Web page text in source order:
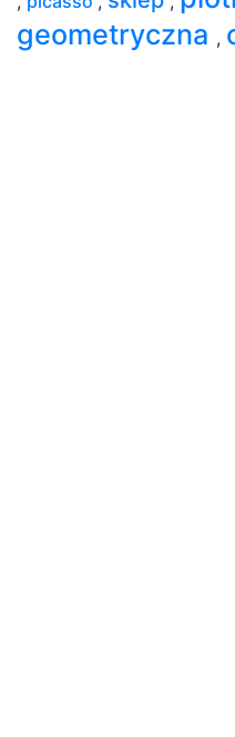
geometryczna ,